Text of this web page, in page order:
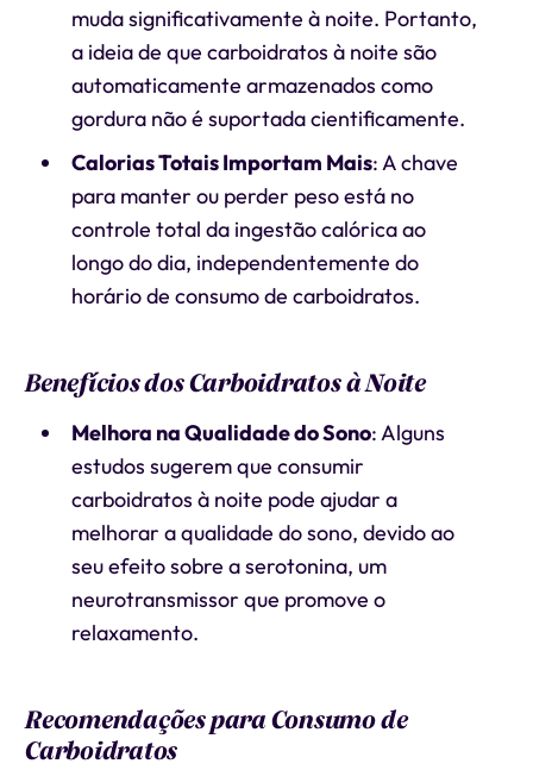
muda significativamente à noite. Portanto,
a ideia de que carboidratos à noite são
automaticamente armazenados como
gordura não é suportada cientificamente.
Calorias Totais Importam Mais: A chave
para manter ou perder peso está no
controle total da ingestão calórica ao
longo do dia, independentemente do
horário de consumo de carboidratos.
Benefícios dos Carboidratos à Noite
Melhora na Qualidade do Sono: Alguns
estudos sugerem que consumir
carboidratos à noite pode ajudar a
melhorar a qualidade do sono, devido ao
seu efeito sobre a serotonina, um
neurotransmissor que promove o
relaxamento.
Recomendações para Consumo de
Carboidratos